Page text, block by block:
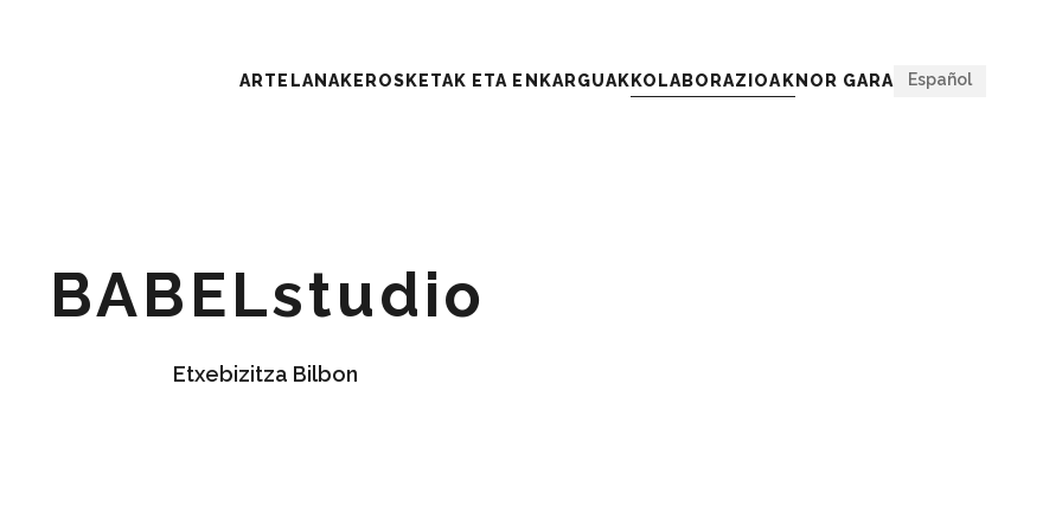
ARTELANAKEROSKETAK ETA ENKARGUAKKOLABORAZIOAKNOR GARA Español
BABELstudio
Etxebizitza Bilbon
Itxi
ETA ENKARGUAK